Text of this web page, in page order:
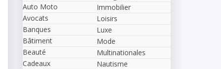
Auto Moto
Avocats
Banques
Bâtiment
Beauté
Cadeaux
Immobilier
Loisirs
Luxe
Mode
Multinationales
Nautisme